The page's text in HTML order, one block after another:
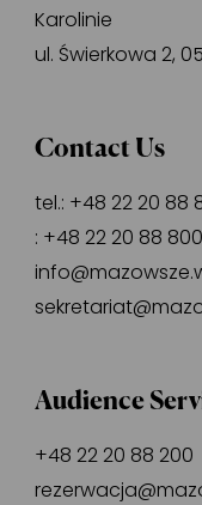
Karolinie
ul. Świerkowa 2,
Contact Us
tel.: +48 22 20 88
: +48 22 20 88 800
Audience
+48 22 20 88 200